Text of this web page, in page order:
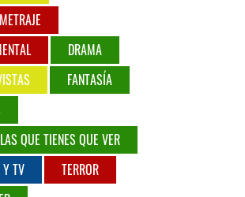
DRAMA
FANTASÍA
QUE TIENES QUE VER
Y TV
TERROR